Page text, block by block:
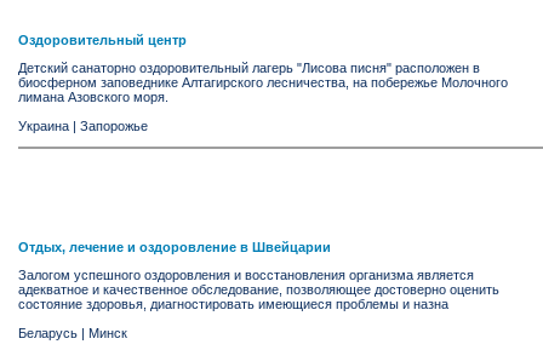
Оздоровительный центр
Детский санаторно оздоровительный лагерь "Лисова писня" расположен в
биосферном заповеднике Алтагирского лесничества, на побережье Молочного
лимана Азовского моря.
Украина
Запорожье
Отдых, лечение и оздоровление в Швейцарии
Залогом успешного оздоровления и восстановления организма является
адекватное и качественное обследование, позволяющее достоверно оценить
состояние здоровья, диагностировать имеющиеся проблемы и назна
Беларусь
Минск